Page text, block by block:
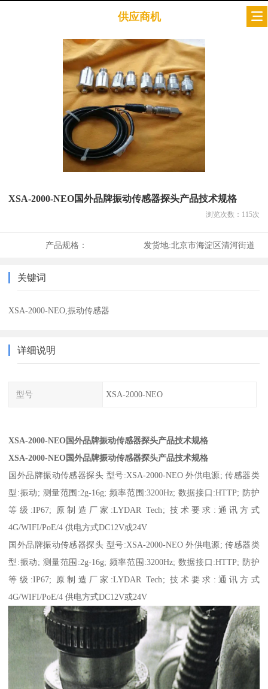
供应商机
XSA-2000-NEO国外品牌振动传感器探头产品技术规格
浏览次数： 115次
产品规格： 发货地:北京市海淀区清河街道
关键词
XSA-2000-NEO,振动传感器
详细说明
型号 XSA-2000-NEO
XSA-2000-NEO国外品牌振动传感器探头产品技术规格
XSA-2000-NEO国外品牌振动传感器探头产品技术规格
国外品牌振动传感器探头 型号:XSA-2000-NEO 外供电源; 传感器类
型:振动; 测量范围:2g-16g; 频率范围:3200Hz; 数据接口:HTTP; 防护
等级:IP67; 原制造厂家:LYDAR Tech; 技术要求:通讯方式
4G/WIFI/PoE/4 供电方式DC12V或24V
国外品牌振动传感器探头 型号:XSA-2000-NEO 外供电源; 传感器类
型:振动; 测量范围:2g-16g; 频率范围:3200Hz; 数据接口:HTTP; 防护
等级:IP67; 原制造厂家:LYDAR Tech; 技术要求:通讯方式
4G/WIFI/PoE/4 供电方式DC12V或24V